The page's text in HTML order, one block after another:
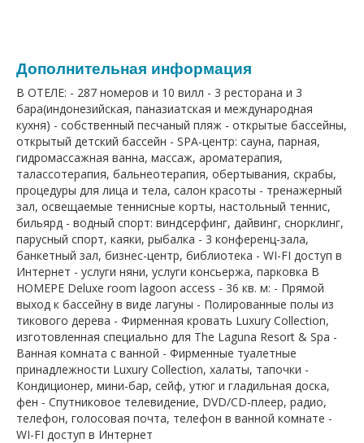
Дополнительная информация
В ОТЕЛЕ: - 287 номеров и 10 вилл - 3 ресторана и 3
бара(индонезийская, паназиатская и международная
кухня) - собственный песчаный пляж - открытые бассейны,
открытый детский бассейн - SPA-центр: сауна, парная,
гидромассажная ванна, массаж, ароматерапия,
талассотерапия, бальнеотерапия, обертывания, скрабы,
процедуры для лица и тела, салон красоты - тренажерный
зал, освещаемые теннисные корты, настольный теннис,
бильярд - водный спорт: виндсерфинг, дайвинг, снорклинг,
парусный спорт, каяки, рыбалка - 3 конференц-зала,
банкетный зал, бизнес-центр, библиотека - WI-FI доступ в
Интернет - услуги няни, услуги консьержа, парковка В
НОМЕРЕ Deluxe room lagoon access - 36 кв. м: - Прямой
выход к бассейну в виде лагуны - Полированные полы из
тикового дерева - Фирменная кровать Luxury Collection,
изготовленная специально для The Laguna Resort & Spa -
Ванная комната с ванной - Фирменные туалетные
принадлежности Luxury Collection, халаты, тапочки -
Кондиционер, мини-бар, сейф, утюг и гладильная доска,
фен - Спутниковое телевидение, DVD/CD-плеер, радио,
телефон, голосовая почта, телефон в ванной комнате -
WI-FI доступ в Интернет